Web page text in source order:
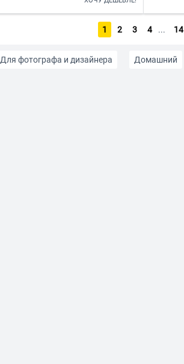
1 2 3 4 ... 14
Для фотографа и дизайнера Домашний